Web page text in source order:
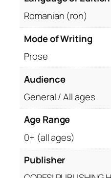
Romanian (ron)
Mode of Writing
Prose
Audience
General / All ages
Age Range
0+ (all ages)
Publisher